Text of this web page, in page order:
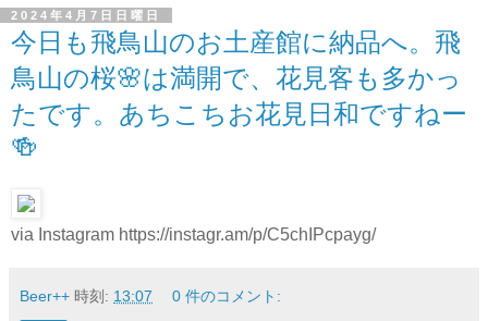
2024年4月7日日曜日
今日も飛鳥山のお土産館に納品へ。飛
鳥山の桜🌸は満開で、花見客も多かっ
たです。あちこちお花見日和ですねー
🍻
via Instagram https://instagr.am/p/C5chIPcpayg/
Beer++ 時刻: 13:07 0 件のコメント: